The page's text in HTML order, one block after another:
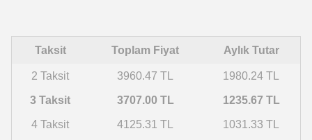
Taksit Toplam Fiyat Aylık Tutar
2 Taksit 3960.47 TL 1980.24 TL
3 Taksit 3707.00 TL 1235.67 TL
4 Taksit 4125.31 TL 1031.33 TL